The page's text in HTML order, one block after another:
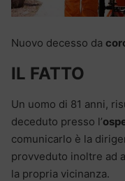
Nuovo decesso da
IL FATTO
Un uomo di 81 anni,
deceduto presso l’
comunicarlo è la
provveduto inoltre ad
la propria vicinanza.